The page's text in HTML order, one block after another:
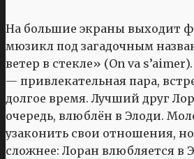
На большие экраны выходит
мюзикл под загадочным
ветер в стекле» (On va
— привлекательная пара,
долгое время. Лучший друг
очередь, влюблён в Элоди.
узаконить свои отношения, но
сложнее: Лоран влюбляется в